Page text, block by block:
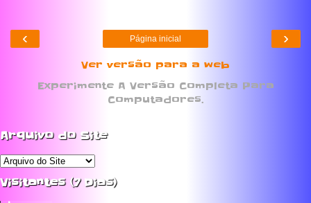
‹ ›
Página inicial
Ver versão para a web
Experimente A Versão Completa Para
Computadores.
Arquivo do Site
Visitantes (7 Dias)